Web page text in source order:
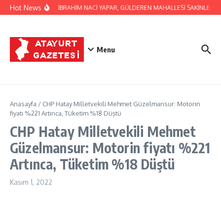
İçeriğe atla
Hot NewsBAŞKAN İBRAHİM NACİ YAPAR, GÜLDEREN MAHALLESİ
Menu
Anasayfa / CHP Hatay Milletvekili Mehmet Güzelmansur: Motorin
fiyatı %221 Artınca, Tüketim %18 Düştü
CHP Hatay Milletvekili Mehmet
Güzelmansur: Motorin fiyatı %221
Artınca, Tüketim %18 Düştü
Kasım 1, 2022